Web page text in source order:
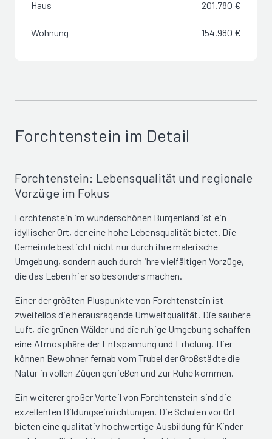
Haus 201.780 €
Wohnung 154.980 €
Forchtenstein im Detail
Forchtenstein: Lebensqualität und regionale
Vorzüge im Fokus
Forchtenstein im wunderschönen Burgenland ist ein
idyllischer Ort, der eine hohe Lebensqualität bietet. Die
Gemeinde besticht nicht nur durch ihre malerische
Umgebung, sondern auch durch ihre vielfältigen Vorzüge,
die das Leben hier so besonders machen.
Einer der größten Pluspunkte von Forchtenstein ist
zweifellos die herausragende Umweltqualität. Die saubere
Luft, die grünen Wälder und die ruhige Umgebung schaffen
eine Atmosphäre der Entspannung und Erholung. Hier
können Bewohner fernab vom Trubel der Großstädte die
Natur in vollen Zügen genießen und zur Ruhe kommen.
Ein weiterer großer Vorteil von Forchtenstein sind die
exzellenten Bildungseinrichtungen. Die Schulen vor Ort
bieten eine qualitativ hochwertige Ausbildung für Kinder